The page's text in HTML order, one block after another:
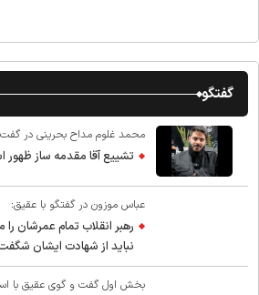
گفتگو
محمد غلوم مداح بحرینی در گفت
تشییع آقا مقدمه ساز ظهور
عباس موزون در گفتگو با عقیق:
رهبر انقلاب تمام عمرشان را
نباید از شهادت ایشان
بخش اول گفت و گوی عقیق با